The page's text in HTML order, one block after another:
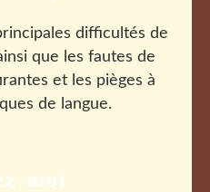
moi
difficultés de
que les fautes de
et les pièges à
de langue.